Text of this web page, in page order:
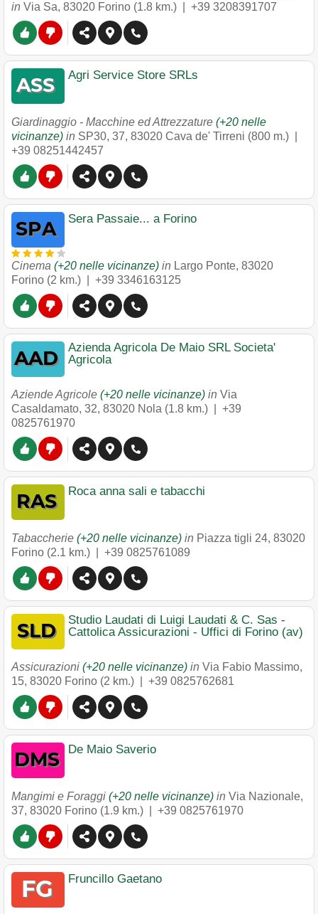
in Via Sa, 83020 Forino (1.8 km.) | +39 3208391707
Agri Service Store SRLs
Giardinaggio - Macchine ed Attrezzature (+20 nelle
vicinanze) in SP30, 37, 83020 Cava de' Tirreni (800 m.) |
+39 08251442457
Sera Passaie... a Forino
Cinema (+20 nelle vicinanze) in Largo Ponte, 83020
Forino (2 km.) | +39 3346163125
Azienda Agricola De Maio SRL Societa'
Agricola
Aziende Agricole (+20 nelle vicinanze) in Via
Casaldamato, 32, 83020 Nola (1.8 km.) | +39
0825761970
Roca anna sali e tabacchi
Tabaccherie (+20 nelle vicinanze) in Piazza tigli 24, 83020
Forino (2.1 km.) | +39 0825761089
Studio Laudati di Luigi Laudati & C. Sas -
Cattolica Assicurazioni - Uffici di Forino (av)
Assicurazioni (+20 nelle vicinanze) in Via Fabio Massimo,
15, 83020 Forino (2 km.) | +39 0825762681
De Maio Saverio
Mangimi e Foraggi (+20 nelle vicinanze) in Via Nazionale,
37, 83020 Forino (1.9 km.) | +39 0825761970
Fruncillo Gaetano